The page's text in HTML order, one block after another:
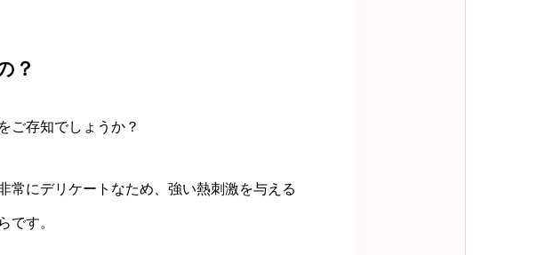
？
ご存知でしょうか？
常にデリケートなため、強い熱刺激を与える
です。